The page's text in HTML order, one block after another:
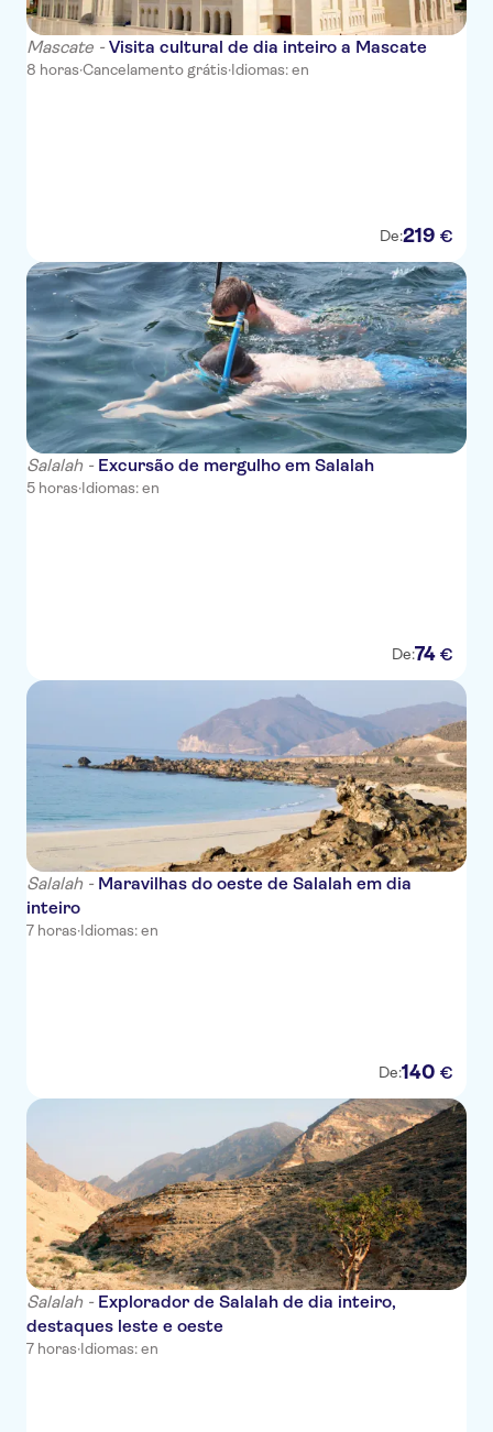
Mascate -Visita cultural de dia inteiro a Mascate
8 horas·Cancelamento grátis·Idiomas: en
De:219 €
Salalah - Excursão de mergulho em Salalah
5 horas·Idiomas: en
De:74 €
Salalah - Maravilhas do oeste de Salalah em dia
inteiro
7 horas·Idiomas: en
De:140 €
Salalah - Explorador de Salalah de dia inteiro,
destaques leste e oeste
7 horas·Idiomas: en